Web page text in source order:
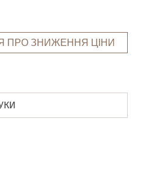
ПРО ЗНИЖЕННЯ ЦІНИ